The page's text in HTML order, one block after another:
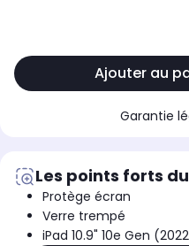
Ajouter au
Garantie
Les points forts
Protège écran
Verre trempé
iPad 10.9" 10e Gen